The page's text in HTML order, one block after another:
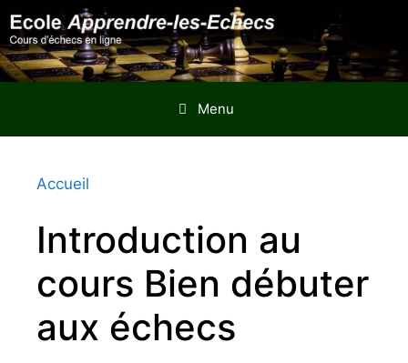
Aller
au
contenu
Menu
Accueil
Introduction au
cours Bien débuter
aux échecs